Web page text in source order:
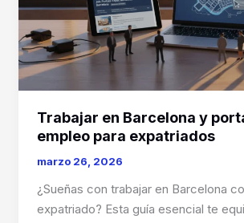
Trabajar en Barcelona y
empleo para expatriados
marzo 26, 2026
¿Sueñas con trabajar en Barcelona
expatriado? Esta guía esencial te